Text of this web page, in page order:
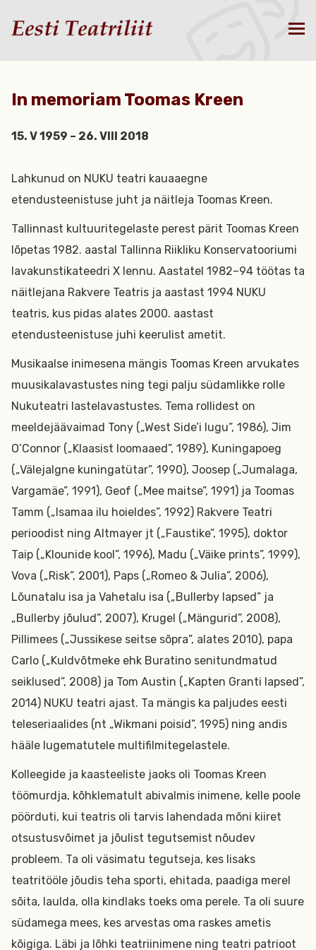
In memoriam Toomas Kreen
15. V 1959 – 26. VIII 2018
Lahkunud on NUKU teatri kauaaegne
etendusteenistuse juht ja näitleja Toomas Kreen.
Tallinnast kultuuritegelaste perest pärit Toomas Kreen
lõpetas 1982. aastal Tallinna Riikliku Konservatooriumi
lavakunstikateedri X lennu. Aastatel 1982–94 töötas ta
näitlejana Rakvere Teatris ja aastast 1994 NUKU
teatris, kus pidas alates 2000. aastast
etendusteenistuse juhi keerulist ametit.
Musikaalse inimesena mängis Toomas Kreen arvukates
muusikalavastustes ning tegi palju südamlikke rolle
Nukuteatri lastelavastustes. Tema rollidest on
meeldejäävaimad Tony („West Side’i lugu”, 1986), Jim
O’Connor („Klaasist loomaaed”, 1989), Kuningapoeg
(„Välejalgne kuningatütar”, 1990), Joosep („Jumalaga,
Vargamäe”, 1991), Geof („Mee maitse”, 1991) ja Toomas
Tamm („Isamaa ilu hoieldes”, 1992) Rakvere Teatri
perioodist ning Altmayer jt („Faustike”, 1995), doktor
Taip („Klounide kool”, 1996), Madu („Väike prints”, 1999),
Vova („Risk”, 2001), Paps („Romeo & Julia”, 2006),
Lõunatalu isa ja Vahetalu isa („Bullerby lapsed” ja
„Bullerby jõulud”, 2007), Krugel („Mängurid”, 2008),
Pillimees („Jussikese seitse sõpra”, alates 2010), papa
Carlo („Kuldvõtmeke ehk Buratino senitundmatud
seiklused”, 2008) ja Tom Austin („Kapten Granti lapsed”,
2014) NUKU teatri ajast. Ta mängis ka paljudes eesti
teleseriaalides (nt „Wikmani poisid”, 1995) ning andis
hääle lugematutele multifilmitegelastele.
Kolleegide ja kaasteeliste jaoks oli Toomas Kreen
töömurdja, kõhklematult abivalmis inimene, kelle poole
pöörduti, kui teatris oli tarvis lahendada mõni kiiret
otsustusvõimet ja jõulist tegutsemist nõudev
probleem. Ta oli väsimatu tegutseja, kes lisaks
teatritööle jõudis teha sporti, ehitada, paadiga merel
sõita, laulda, olla kindlaks toeks oma perele. Ta oli suure
südamega mees, kes arvestas oma raskes ametis
kõigiga. Läbi ja lõhki teatriinimene ning teatri patrioot